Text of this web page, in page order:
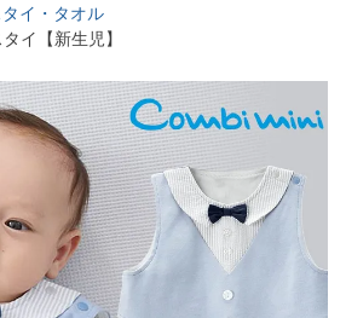
タイ・タオル
イ【新生児】